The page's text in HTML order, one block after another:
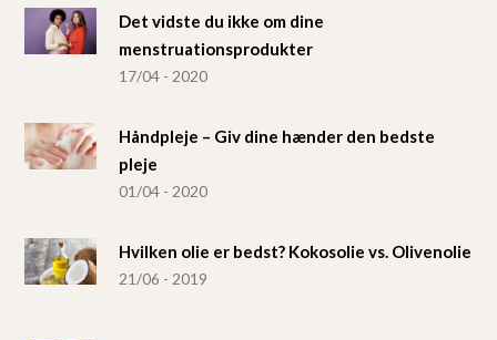
Det vidste du ikke om dine
menstruationsprodukter
17/04 - 2020
Håndpleje – Giv dine hænder den bedste
pleje
01/04 - 2020
Hvilken olie er bedst? Kokosolie vs. Olivenolie
21/06 - 2019